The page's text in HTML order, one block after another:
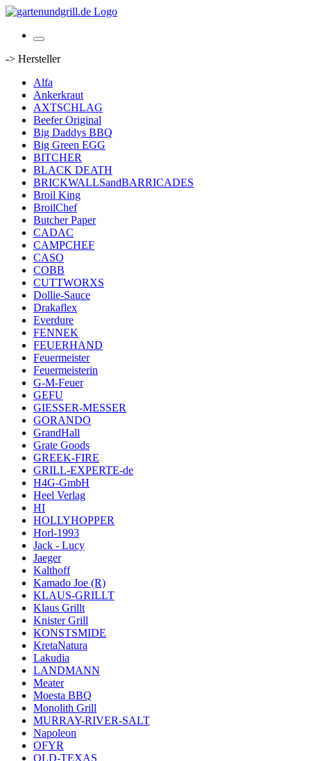
-> Hersteller
Alfa
Ankerkraut
AXTSCHLAG
Beefer Original
Big Daddys BBQ
Big Green EGG
BITCHER
BLACK DEATH
BRICKWALLSandBARRICADES
Broil King
BroilChef
Butcher Paper
CADAC
CAMPCHEF
CASO
COBB
CUTTWORXS
Dollie-Sauce
Drakaflex
Everdure
FENNEK
FEUERHAND
Feuermeister
Feuermeisterin
G-M-Feuer
GEFU
GIESSER-MESSER
GORANDO
GrandHall
Grate Goods
GREEK-FIRE
GRILL-EXPERTE-de
H4G-GmbH
Heel Verlag
HI
HOLLYHOPPER
Horl-1993
Jack - Lucy
Jaeger
Kalthoff
Kamado Joe (R)
KLAUS-GRILLT
Klaus Grillt
Knister Grill
KONSTSMIDE
KretaNatura
Lakudia
LANDMANN
Meater
Moesta BBQ
Monolith Grill
MURRAY-RIVER-SALT
Napoleon
OFYR
OLD-TEXAS